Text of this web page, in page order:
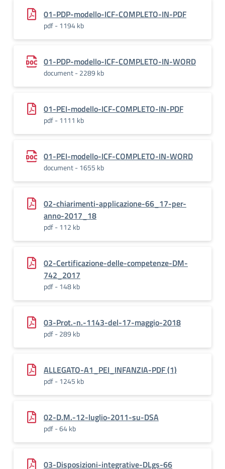
01-PDP-modello-ICF-COMPLETO-IN-PDF
pdf - 1194 kb
01-PDP-modello-ICF-COMPLETO-IN-WORD
document - 2289 kb
01-PEI-modello-ICF-COMPLETO-IN-PDF
pdf - 1111 kb
01-PEI-modello-ICF-COMPLETO-IN-WORD
document - 1655 kb
02-chiarimenti-applicazione-66_17-per-
anno-2017_18
pdf - 112 kb
02-Certificazione-delle-competenze-DM-
742_2017
pdf - 148 kb
03-Prot.-n.-1143-del-17-maggio-2018
pdf - 289 kb
ALLEGATO-A1_PEI_INFANZIA-PDF (1)
pdf - 1245 kb
02-D.M.-12-luglio-2011-su-DSA
pdf - 64 kb
03-Disposizioni-integrative-DLgs-66